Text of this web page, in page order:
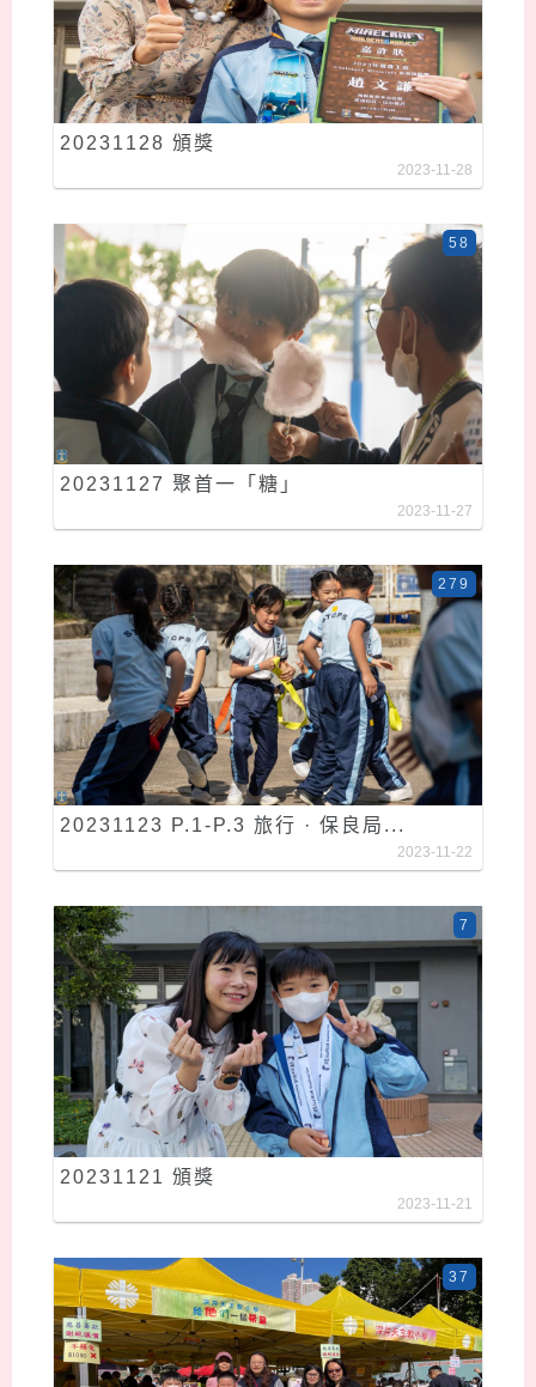
20231128 頒獎
2023-11-28
20231127 聚首一「糖」
58
2023-11-27
20231123 P.1-P.3 旅行 · 保良局...
279
2023-11-22
20231121 頒獎
7
2023-11-21
37